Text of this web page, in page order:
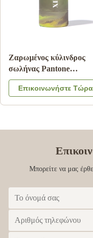
Ζαρωμένος κύλινδρος
σωλήνας Pantone
εγγράφου που τυπώνει
ακίνδυνη για τα παιδιά
Επικοινωνήστε Τώρα
Μπορείτε να μας